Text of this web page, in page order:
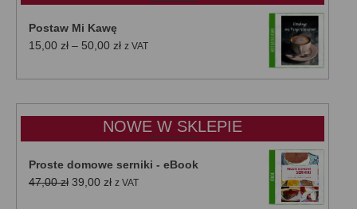
Postaw Mi Kawę
15,00 zł – 50,00 złZakres
od
do
50,00 zł
z VAT
NOWE W SKLEPIE
Proste domowe serniki - eBook
47,00zł Pierwotna
39,00 złAktualna
z VAT